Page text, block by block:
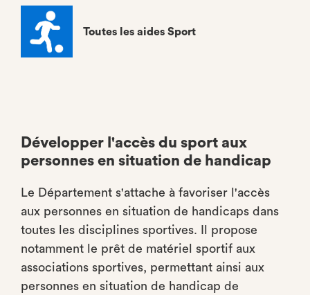
Toutes les aides Sport
Développer l'accès du sport aux
personnes en situation de handicap
Le Département s'attache à favoriser l'accès
aux personnes en situation de handicaps dans
toutes les disciplines sportives. Il propose
notamment le prêt de matériel sportif aux
associations sportives, permettant ainsi aux
personnes en situation de handicap de